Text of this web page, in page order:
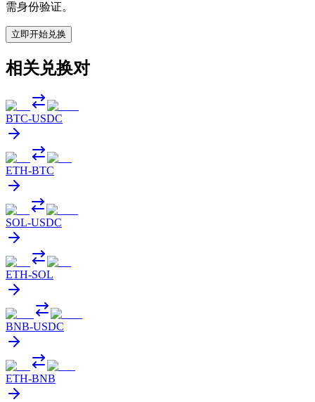
需身份验证。
立即开始兑换
相关兑换对
BTC-USDC
ETH-BTC
SOL-USDC
ETH-SOL
BNB-USDC
ETH-BNB